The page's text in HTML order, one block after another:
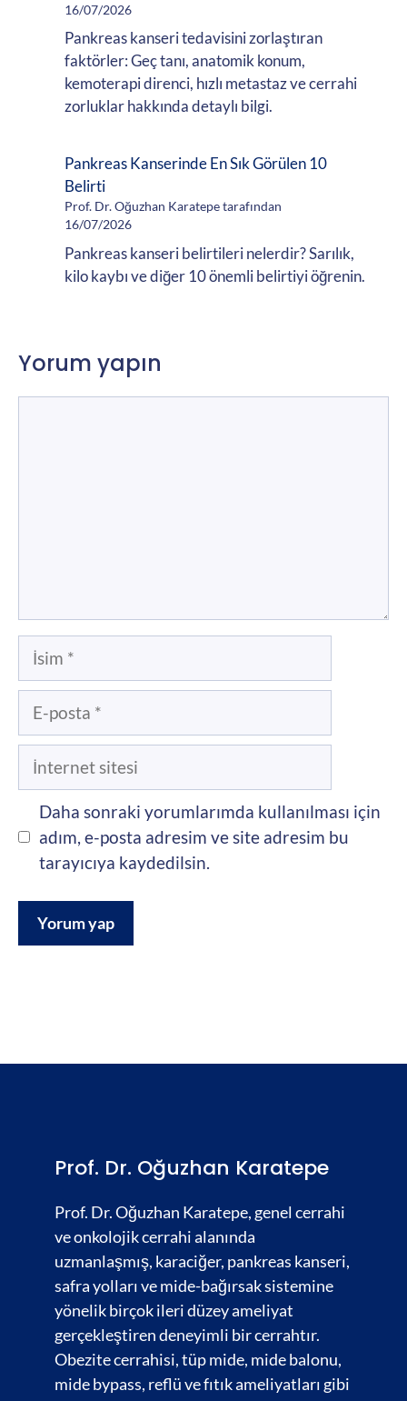
16/07/2026
Pankreas kanseri tedavisini zorlaştıran
faktörler: Geç tanı, anatomik konum,
kemoterapi direnci, hızlı metastaz ve cerrahi
zorluklar hakkında detaylı bilgi.
Pankreas Kanserinde En Sık Görülen 10
Belirti
Prof. Dr. Oğuzhan Karatepe tarafından
16/07/2026
Pankreas kanseri belirtileri nelerdir? Sarılık,
kilo kaybı ve diğer 10 önemli belirtiyi öğrenin.
Yorum yapın
İsim
posta
İnternet
sitesi
Daha sonraki yorumlarımda kullanılması için
adım, e-posta adresim ve site adresim bu
tarayıcıya kaydedilsin.
Prof. Dr. Oğuzhan Karatepe
Prof. Dr. Oğuzhan Karatepe, genel cerrahi
ve onkolojik cerrahi alanında
uzmanlaşmış, karaciğer, pankreas kanseri,
safra yolları vemide-bağırsaksistemine
yönelik birçok ileri düzey ameliyat
gerçekleştiren deneyimli bir cerrahtır.
Obezite cerrahisi,tüp mide, mide balonu,
mide bypass, reflü ve fıtık ameliyatları gibi